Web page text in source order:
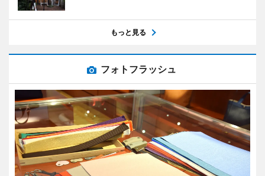
もっと見る
フォトフラッシュ